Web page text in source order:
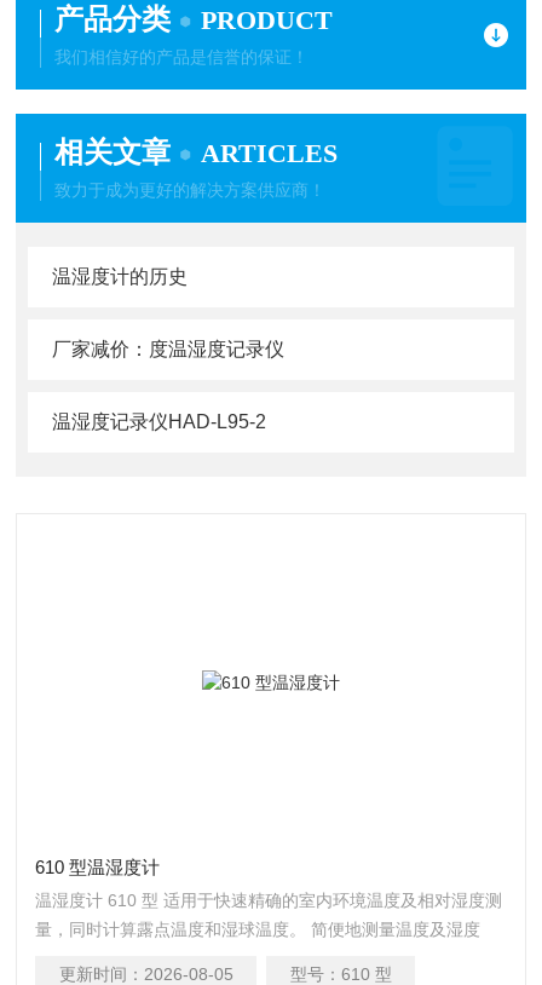
产品分类 PRODUCT
我们相信好的产品是信誉的保证！
相关文章 ARTICLES
致力于成为更好的解决方案供应商！
温湿度计的历史
厂家减价：度温湿度记录仪
温湿度记录仪HAD-L95-2
610 型温湿度计
温湿度计 610 型 适用于快速精确的室内环境温度及相对湿度测
量，同时计算露点温度和湿球温度。 简便地测量温度及湿度
更新时间： 2026-08-05 型号： 610 型